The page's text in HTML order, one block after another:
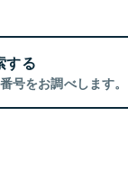
する
号をお調べします。